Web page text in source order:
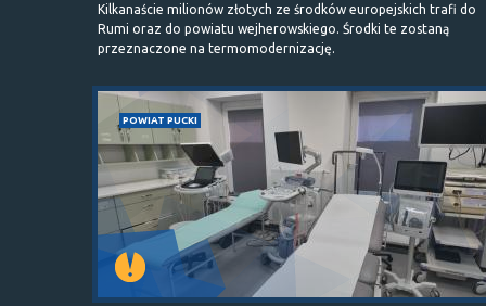
Kilkanaście milionów złotych ze środków europejskich trafi do
Rumi oraz do powiatu wejherowskiego. Środki te zostaną
przeznaczone na termomodernizację.
POWIAT PUCKI